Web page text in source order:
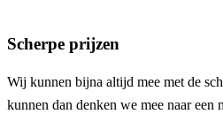
Scherpe prijzen
Wij kunnen bijna altijd mee met de
kunnen dan denken we mee naar een